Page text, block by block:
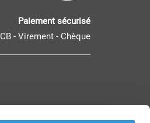
Paiement sécurisé
CB - Virement - Chèque